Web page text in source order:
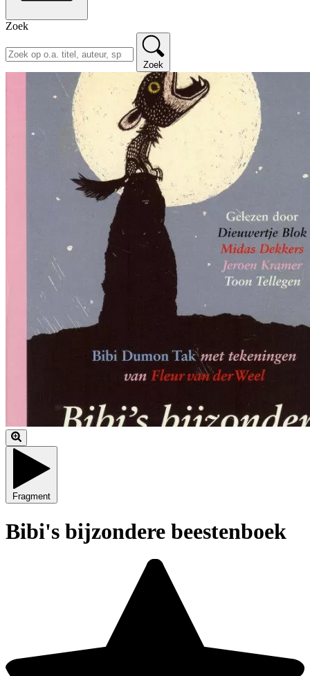
Zoek
Zoek
Fragment
Bibi's bijzondere beestenboek